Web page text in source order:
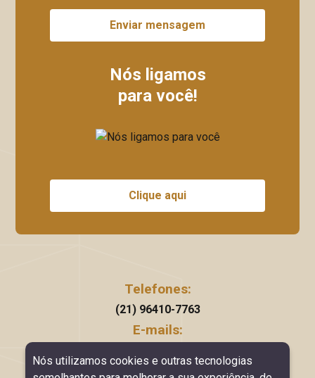
Enviar mensagem
Nós ligamos
para você!
Clique aqui
Telefones:
(21) 96410-7763
E-mails:
Horário de Funcionamento:
Nós utilizamos cookies e outras tecnologias